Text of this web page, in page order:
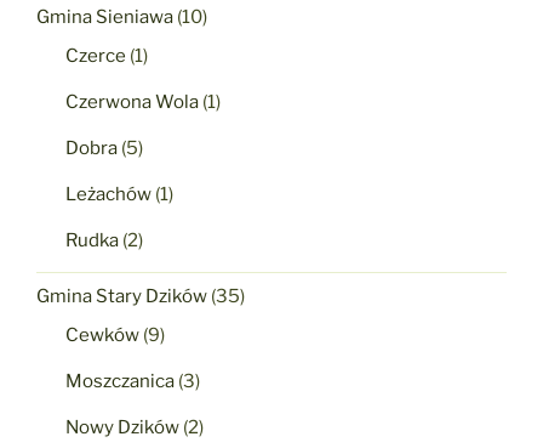
Gmina Sieniawa (10)
Czerce (1)
Czerwona Wola (1)
Dobra (5)
Leżachów (1)
Rudka (2)
Gmina Stary Dzików (35)
Cewków (9)
Moszczanica (3)
Nowy Dzików (2)